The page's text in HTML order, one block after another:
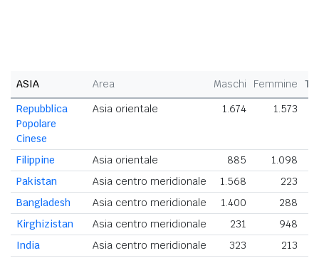
ASIA Area Maschi Femmine
Repubblica
Popolare
Cinese
Asia orientale 1.674 1.573
Filippine Asia orientale 885 1.098
Pakistan
Asia centro meridionale 1.568 223
Bangladesh
Asia centro meridionale 1.400 288
Kirghizistan
Asia centro meridionale 231 948
India
Asia centro meridionale 323 213